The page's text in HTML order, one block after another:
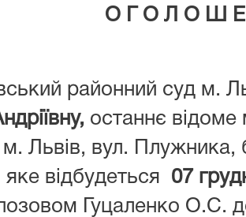
О Г О Л О Ш
районний суд м.
, останнє
Львів, вул. Плужника,
яке відбудеться
07
Гуцаленко О.С.